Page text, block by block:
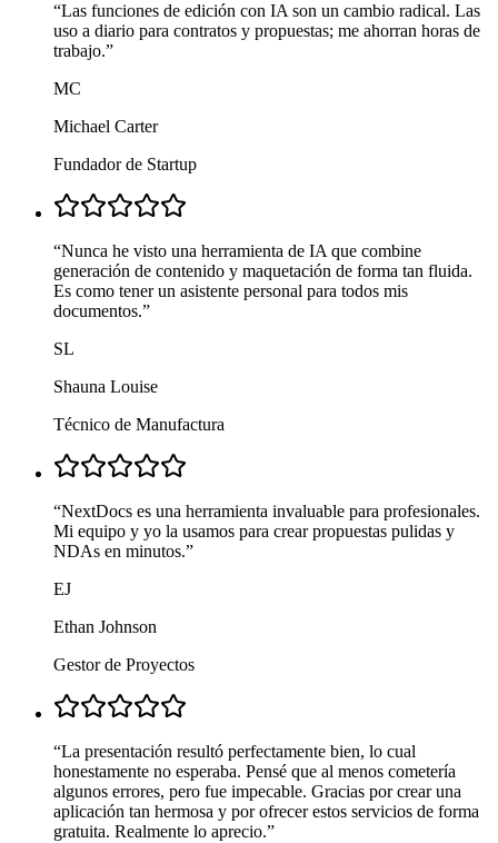
“Las funciones de edición con IA son un cambio radical. Las
uso a diario para contratos y propuestas; me ahorran horas de
trabajo.”
MC
Michael Carter
Fundador de Startup
“Nunca he visto una herramienta de IA que combine
generación de contenido y maquetación de forma tan fluida.
Es como tener un asistente personal para todos mis
documentos.”
SL
Shauna Louise
Técnico de Manufactura
“NextDocs es una herramienta invaluable para profesionales.
Mi equipo y yo la usamos para crear propuestas pulidas y
NDAs en minutos.”
EJ
Ethan Johnson
Gestor de Proyectos
“La presentación resultó perfectamente bien, lo cual
honestamente no esperaba. Pensé que al menos cometería
algunos errores, pero fue impecable. Gracias por crear una
aplicación tan hermosa y por ofrecer estos servicios de forma
gratuita. Realmente lo aprecio.”